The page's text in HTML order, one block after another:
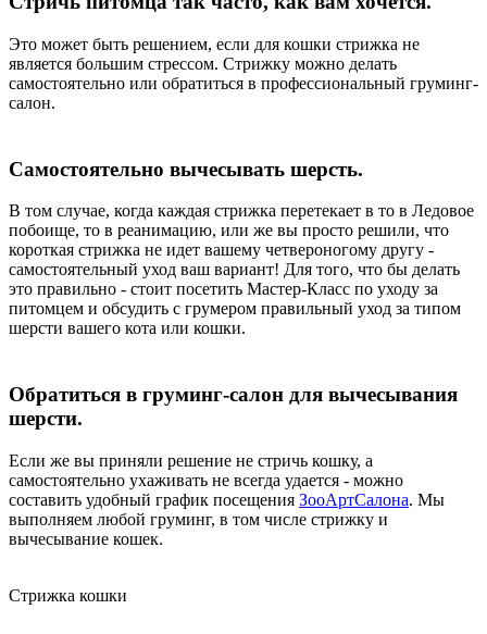
Это может быть решением, если для кошки стрижка не
является большим стрессом. Стрижку можно делать
самостоятельно или обратиться в профессиональный груминг-
салон.
Самостоятельно вычесывать шерсть.
В том случае, когда каждая стрижка перетекает в то в Ледовое
побоище, то в реанимацию, или же вы просто решили, что
короткая стрижка не идет вашему четвероногому другу -
самостоятельный уход ваш вариант! Для того, что бы делать
это правильно - стоит посетить Мастер-Класс по уходу за
питомцем и обсудить с грумером правильный уход за типом
шерсти вашего кота или кошки.
Обратиться в груминг-салон для вычесывания
шерсти.
Если же вы приняли решение не стричь кошку, а
самостоятельно ухаживать не всегда удается - можно
составить удобный график посещения ЗооАртСалона. Мы
выполняем любой груминг, в том числе стрижку и
вычесывание кошек.
Стрижка кошки